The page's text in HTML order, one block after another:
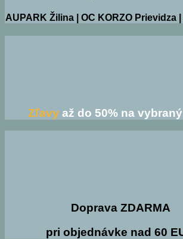
AUPARK Žilina | OC KORZO Prievidza
Zľavyaž do 50% na
Doprava ZDARMA
pri objednávke nad 60